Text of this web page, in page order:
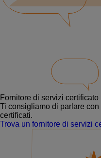
Fornitore di servizi certificato
Ti consigliamo di parlare
certificati.
Trova un fornitore di servizi